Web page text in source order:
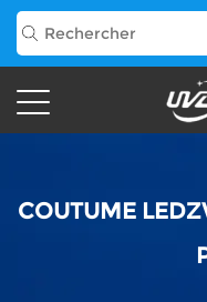
COUTUME